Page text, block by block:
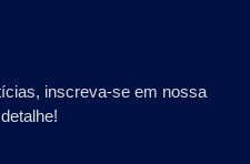
inscreva-se em nossa